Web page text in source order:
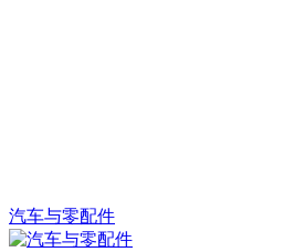
汽车与零配件